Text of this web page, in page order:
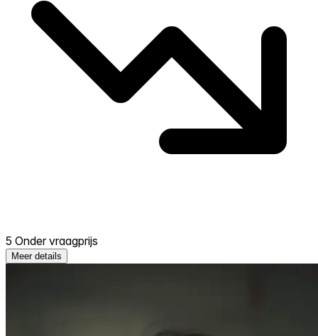
5 Onder vraagprijs
Meer details